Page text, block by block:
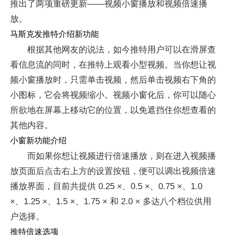
推出了两项重磅更新——视频小窗播放和视频倍速播
放。
马斯克发推特介绍新功能
根据其他网友的说法，如今推特用户可以在滑屏查
看信息流的同时，在推特上观看小型视频。当你想让视
频小窗播放时，只需单击视频，然后单击视频右下角的
小图标，它会将视频缩小。视频小窗化后，你可以随心
所欲地在屏幕上移动它的位置，以免遮挡住你想查看的
其他内容。
小窗新功能介绍
而如果你想让视频进行倍速播放，则在进入视频播
放页面后点击右上方的设置按钮，便可以调出视频倍速
播放界面，目前共提供 0.25 ×、0.5 ×、0.75 ×、1.0
×、1.25 ×、1.5 ×、1.75 × 和 2.0 × 多达八个档位供用
户选择。
推特倍速选项